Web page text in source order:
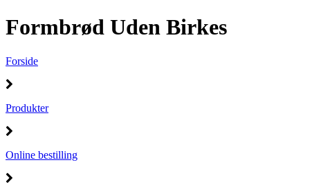
Formbrød Uden Birkes
Forside
Produkter
Online bestilling